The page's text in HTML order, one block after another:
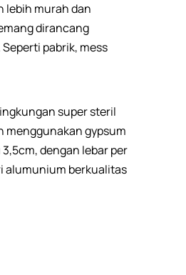
lebih murah dan
dirancang
pabrik, mess
super steril
menggunakan gypsum
dengan lebar per
alumunium berkualitas